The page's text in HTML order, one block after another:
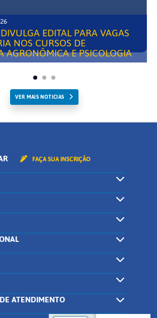
EDITAL PARA VAGAS
NOS CURSOS DE
AGRONÔMICA E PSICOLOGIA
VER MAIS NOTICIAS
FAÇA SUA INSCRIÇÃO
ATENDIMENTO